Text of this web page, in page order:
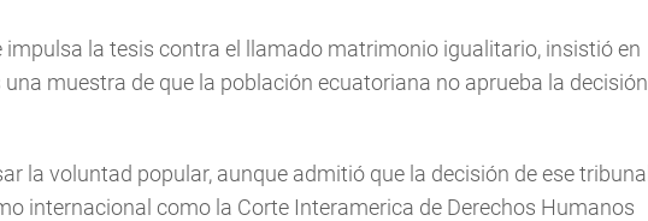
impulsa la tesis contra el llamado matrimonio igualitario, insistió en
muestra de que la población ecuatoriana no aprueba la decisión
la voluntad popular, aunque admitió que la decisión de ese tribunal
internacional como la Corte Interamerica de Derechos Humanos